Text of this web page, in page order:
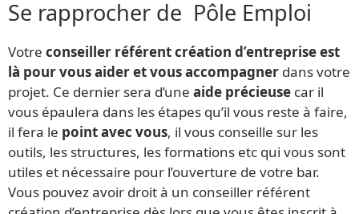
Se rapprocher de Pôle Emploi
Votre conseiller référent création d’entreprise est
là pour vous aider et vous accompagner dans votre
projet. Ce dernier sera d’une aide précieuse car il
vous épaulera dans les étapes qu’il vous reste à faire,
il fera le point avec vous, il vous conseille sur les
outils, les structures, les formations etc qui vous sont
utiles et nécessaire pour l’ouverture de votre bar.
Vous pouvez avoir droit à un conseiller référent